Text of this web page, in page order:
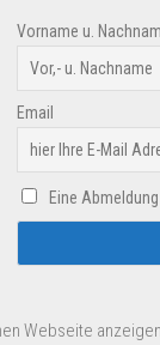
Vorname u.
Email
Eine
Webseite